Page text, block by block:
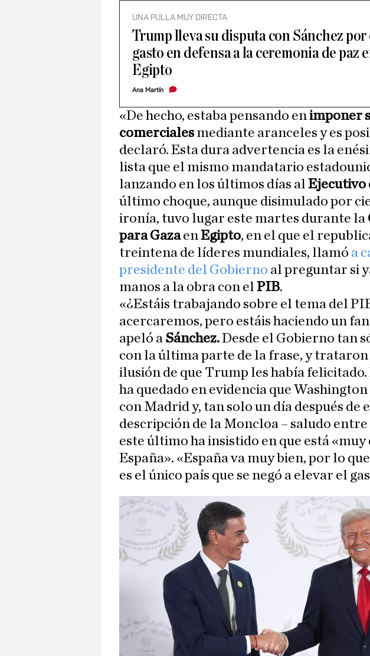
UNA PULLA MUY DIRECTA
Trump lleva su disputa con Sánchez por
gasto en defensa a la ceremonia de paz
Egipto
Ana Martín
«De hecho, estaba pensando enimponer
comerciales mediante aranceles y es
declaró. Esta dura advertencia es la
lista que el mismo mandatario
lanzando en los últimos días al Ejecutivo
último choque, aunque disimulado por
ironía, tuvo lugar este martes durante la
para GazaenEgipto, en el que el
treintena de líderes mundiales, llamó a
presidente del Gobierno al preguntar si
manos a la obra con el PIB.
«¿Estáis trabajando sobre el tema del
acercaremos, pero estáis haciendo un
apeló a Sánchez.Desde el Gobierno tan
con la última parte de la frase, y
ilusión de que Trump les había felicitado.
ha quedado en evidencia que
con Madrid y, tan solo un día después de
descripción de la Moncloa – saludo entre
este último ha insistido en que está
España». «España va muy bien, por lo
es el único país que se negó a elevar el